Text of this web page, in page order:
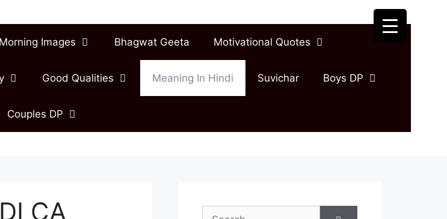
Images Bhagwat Geeta Motivational Quotes
Good Qualities Meaning In Hindi Suvichar Boys DP
Couples DP
CA
Search